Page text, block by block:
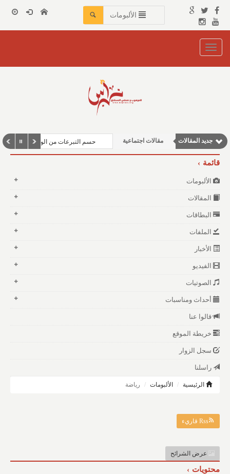
الألبومات
Toggle
navigation
جديد المقالات مقالات اجتماعية حسم التبرعات من الوعاء الزكوي
قائمة
الألبومات
المقالات
البطاقات
الملفات
الأخبار
الفيديو
الصوتيات
أحداث ومناسبات
قالوا عنا
خريطة الموقع
سجل الزوار
راسلنا
الرئيسية الألبومات رياضة
Rss قاريء
عرض الشرائح
محتويات